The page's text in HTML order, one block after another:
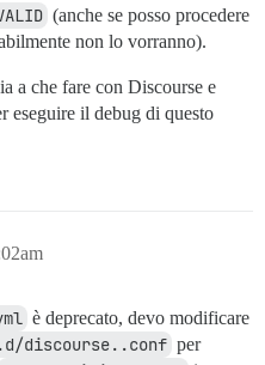
(anche se posso procedere
non lo vorranno).
a che fare con Discourse e
eseguire il debug di questo
è deprecato, devo modificare
discourse..conf per